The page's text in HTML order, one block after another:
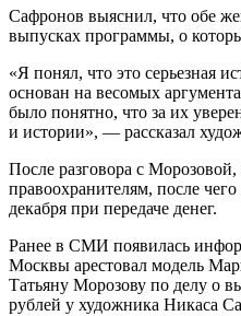
Сафронов выяснил, что обе
выпусках программы, о
«Я понял, что это серьезная
основан на весомых
было понятно, что за их
и истории», — рассказал
После разговора с Морозовой,
правоохранителям, после
декабря при передаче денег.
Ранее в СМИ появилась
Москвы арестовал модель
Татьяну Морозову по делу о
рублей у художника Никаса